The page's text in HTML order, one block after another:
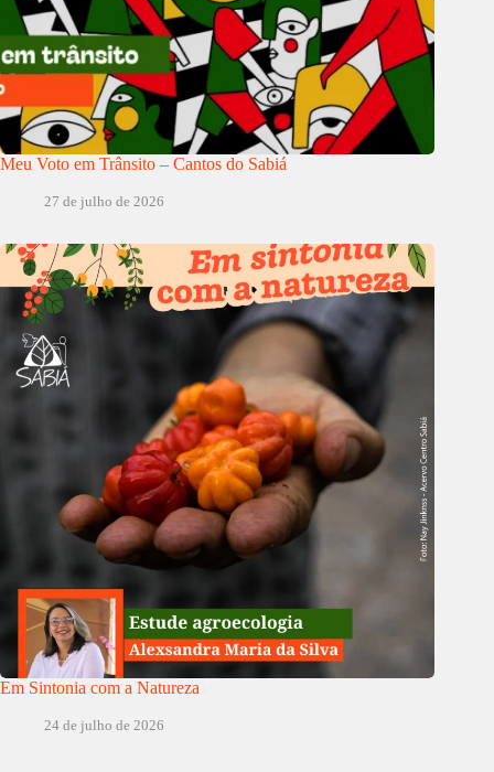
Meu Voto em Trânsito – Cantos do Sabiá
27 de julho de 2026
Em Sintonia com a Natureza
24 de julho de 2026